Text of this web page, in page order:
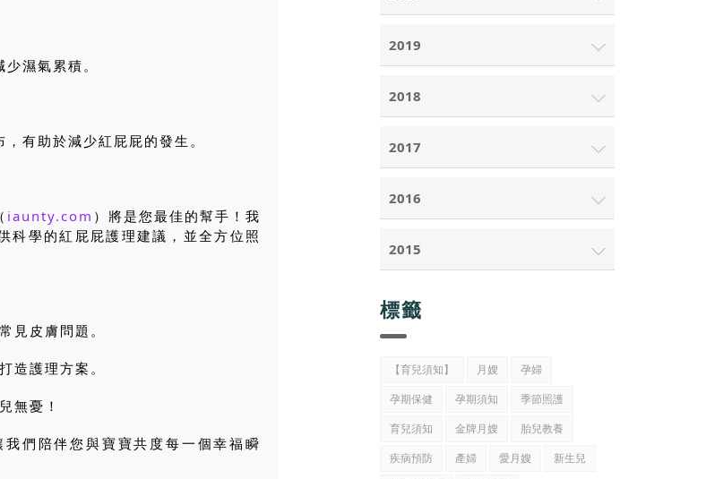
濕氣累積。
有助於減少紅屁屁的發生。
iaunty.com ）將是您最佳的幫手！我
科學的紅屁屁護理建議，並全方位照
見皮膚問題。
造護理方案。
無憂！
我們陪伴您與寶寶共度每一個幸福瞬
2019
2018
2017
2016
2015
標籤
【育兒須知】 月嫂
孕婦
孕期保健
孕期須知
季節照護
育兒須知
金牌月嫂
胎兒教養
疾病預防
產婦 愛月嫂
新生兒